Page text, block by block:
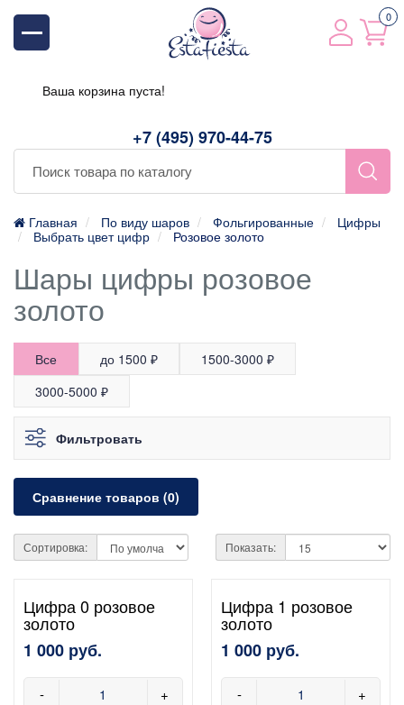
+7 (495) 970-44-75
0
Ваша корзина пуста!
Главная По виду шаров Фольгированные
Цифры
Выбрать цвет цифр
Розовое золото
Шары цифры розовое
золото
Все до 1500 ₽
1500-3000 ₽
3000-5000 ₽
Фильтровать
Сравнение товаров (0)
Сортировка: Показать:
Цифра 0 розовое
золото
1 000 руб.
- +
Цифра 1 розовое
золото
1 000 руб.
- +